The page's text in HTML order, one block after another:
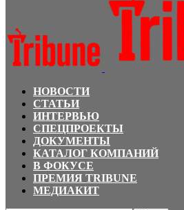
НОВОСТИ
СТАТЬИ
ИНТЕРВЬЮ
СПЕЦПРОЕКТЫ
ДОКУМЕНТЫ
КАТАЛОГ КОМПАНИЙ
В ФОКУСЕ
ПРЕМИЯ TRIBUNE
МЕДИАКИТ